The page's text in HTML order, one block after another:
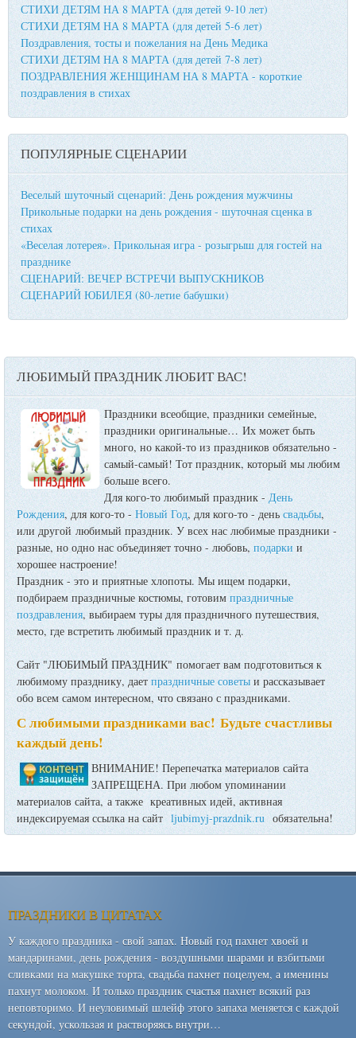
СТИХИ ДЕТЯМ НА 8 МАРТА (для детей 9-10 лет)
СТИХИ ДЕТЯМ НА 8 МАРТА (для детей 5-6 лет)
Поздравления, тосты и пожелания на День Медика
СТИХИ ДЕТЯМ НА 8 МАРТА (для детей 7-8 лет)
ПОЗДРАВЛЕНИЯ ЖЕНЩИНАМ НА 8 МАРТА - короткие
поздравления в стихах
ПОПУЛЯРНЫЕ СЦЕНАРИИ
Веселый шуточный сценарий: День рождения мужчины
Прикольные подарки на день рождения - шуточная сценка в
стихах
«Веселая лотерея». Прикольная игра - розыгрыш для гостей на
празднике
СЦЕНАРИЙ: ВЕЧЕР ВСТРЕЧИ ВЫПУСКНИКОВ
СЦЕНАРИЙ ЮБИЛЕЯ (80-летие бабушки)
ЛЮБИМЫЙ ПРАЗДНИК ЛЮБИТ ВАС!
Праздники всеобщие, праздники семейные,
праздники оригинальные… Их может быть
много, но какой-то из праздников обязательно -
самый-самый! Тот праздник, который мы любим
больше всего.
Для кого-то любимый праздник - День
Рождения, для кого-то -Новый Год, для кого-то - деньсвадьбы,
или другой любимый праздник. У всех нас любимые праздники -
разные, но одно нас объединяет точно - любовь,подаркии
хорошее настроение!
Праздник - это и приятные хлопоты. Мы ищем подарки,
подбираем праздничные костюмы, готовимпраздничные
поздравления, выбираем туры для праздничного путешествия,
место, где встретить любимый праздник и т. д.
Сайт "ЛЮБИМЫЙ ПРАЗДНИК" помогает вам подготовиться к
любимому празднику, даетпраздничные советы и рассказывает
обо всем самом интересном, что связано с праздниками.
С любимыми праздниками вас! Будьте счастливы
каждый день!
ВНИМАНИЕ! Перепечатка материалов сайта
ЗАПРЕЩЕНА. При любом упоминании
материалов сайта, а также креативных идей, активная
индексируемая ссылка на сайт ljubimyj-prazdnik.ru обязательна!
ПРАЗДНИКИ В ЦИТАТАХ
У каждого праздника - свой запах. Новый год пахнет хвоей и
мандаринами, день рождения - воздушными шарами и взбитыми
сливками на макушке торта, свадьба пахнет поцелуем, а именины
пахнут молоком. И только праздник счастья пахнет всякий раз
неповторимо. И неуловимый шлейф этого запаха меняется с каждой
секундой, ускользая и растворяясь внутри…